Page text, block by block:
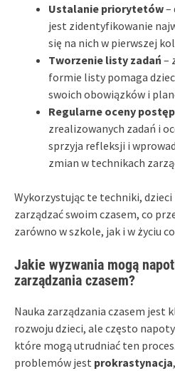
Ustalanie priorytetów–
jest zidentyfikowanie
się na nich w pierwszej
Tworzenie listy zadań –
formie listy pomaga
swoich obowiązków i
Regularne oceny
zrealizowanych zadań i
sprzyja refleksji i
zmian w technikach
Wykorzystując te techniki, dzieci
zarządzać swoim czasem, co
zarówno w szkole, jak i w życiu
Jakie wyzwania mogą
zarządzania czasem?
Nauka zarządzania czasem jest
rozwoju dzieci, ale często
które mogą utrudniać ten
problemów jest prokrastynacja